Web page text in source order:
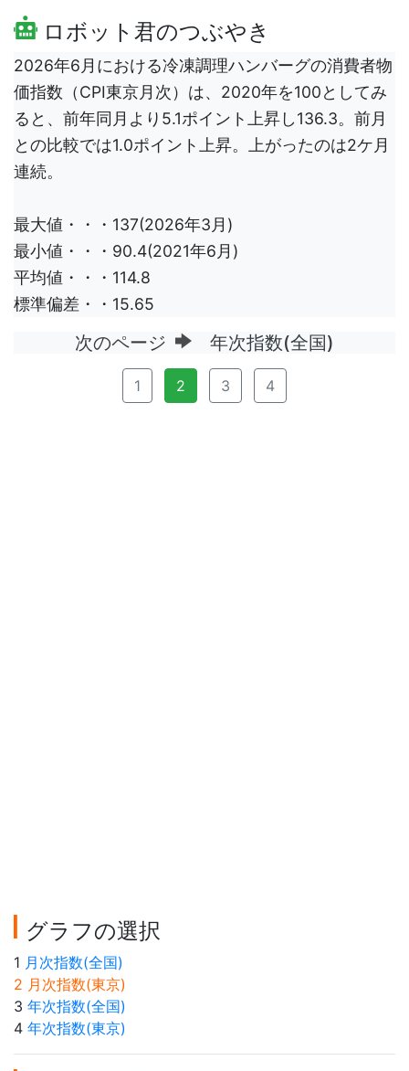
ロボット君のつぶやき
2026年6月における冷凍調理ハンバーグの消費者物
価指数（CPI東京月次）は、2020年を100としてみ
ると、前年同月より5.1ポイント上昇し136.3。前月
との比較では1.0ポイント上昇。上がったのは2ケ月
連続。
最大値・・・137(2026年3月)
最小値・・・90.4(2021年6月)
平均値・・・114.8
標準偏差・・15.65
次のページ 年次指数(全国)
1 2 3 4
グラフの選択
1 月次指数(全国)
2 月次指数(東京)
3 年次指数(全国)
4 年次指数(東京)